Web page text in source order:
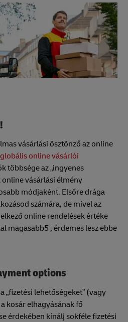
vásárlási ösztönző az online
online vásárlói
többsége az „ingyenes
online vásárlási élmény
módjaként. Elsőre drága
számára, de mivel az
online rendelések értéke
magasabb5 , érdemes lesz ebbe
options
„fizetési lehetőségeket” (vagy
kosár elhagyásának fő
érdekében kínálj sokféle fizetési